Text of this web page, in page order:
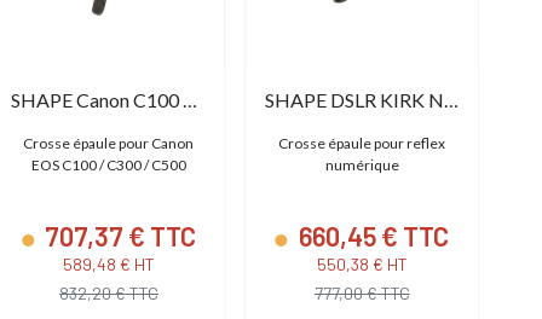
SHAPE Canon C100 C300 C500 Shoulder Mount
Crosse épaule pour Canon
EOS C100 / C300 / C500
707,37 € TTC
589,48 € HT
832,20 € TTC
SHAPE DSLR KIRK NEFF RIG
Crosse épaule pour reflex
numérique
660,45 € TTC
550,38 € HT
777,00 € TTC